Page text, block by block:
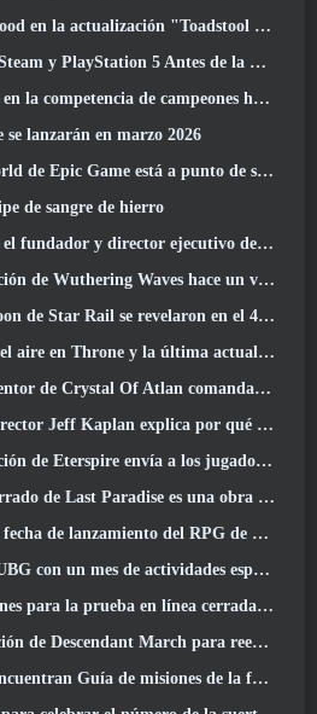
la actualización "Toadstool Tales" de Palia
5 Antes de la marcha 23 Lanzamiento
huecos de New Eridu en la próxima actualización de Zenless Zone Zero
se lanzarán en marzo 2026
Game está a punto de ser un juego gratuito
de sangre de hierro
ejecutivo de Netmarble, Ken Kim, sobre MONGIL: Buceo estelar
Waves hace un viaje al “lado oscuro”
Rail se revelaron en el 4.1 Programa Especial
Throne y la última actualización de Liberty
Of Atlan comanda a los Magitech Mechs en la batalla
Kaplan explica por qué dejó a Blizzard
envía a los jugadores a las minas enanas
es una obra de arte pequeña pero aterradora
RPG de acción para domesticar monstruos Mongil: Buceo estelar
con un mes de actividades especiales
en línea cerrada de abril de MapleStory Classic World
para reequilibrar el Sharen y presentar contenido nuevo
Guía de misiones de la fortaleza de Whitecrown